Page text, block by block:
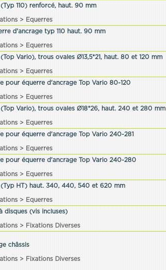
110) renforcé, haut. 90 mm
> Equerres
d'ancrage typ 110 haut. 90 mm
> Equerres
Vario), trous ovales Ø13,5*21, haut. 80 et 120 mm
> Equerres
pour équerre d'ancrage Top Vario 80-120
> Equerres
Vario), trous ovales Ø18*26, haut. 240 et 280 mm
> Equerres
pour équerre d'ancrage Top Vario 240-281
> Equerres
pour équerre d'ancrage Top Vario 240-280
> Equerres
(Typ HT) haut. 340, 440, 540 et 620 mm
> Equerres
disques (vis incluses)
> Fixations Diverses
châssis
> Fixations Diverses